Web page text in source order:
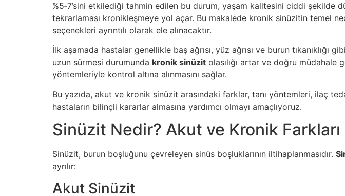
%5‑7’sini etkilediği tahmin edilen bu durum, yaşam kalitesini ciddi şekilde
tekrarlaması kronikleşmeye yol açar. Bu makalede kronik sinüzitin temel
seçenekleri ayrıntılı olarak ele alınacaktır.
İlk aşamada hastalar genellikle baş ağrısı, yüz ağrısı ve burun
uzun sürmesi durumunda kronik sinüzit olasılığı artar ve doğru müdahale
yöntemleriyle kontrol altına alınmasını sağlar.
Bu yazıda, akut ve kronik sinüzit arasındaki farklar, tanı yöntemleri, ilaç
hastaların bilinçli kararlar almasına yardımcı olmayı amaçlıyoruz.
Sinüzit Nedir? Akut ve Kronik Farkları
Sinüzit, burun boşluğunu çevreleyen sinüs boşluklarının iltihaplanmasıdır.
ayrılır:
Akut Sinüzit